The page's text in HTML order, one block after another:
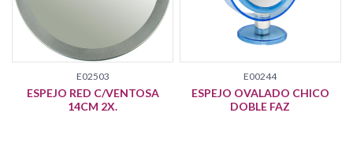
E02503
ESPEJO RED C/VENTOSA
14CM 2X.
E00244
ESPEJO OVALADO CHICO
DOBLE FAZ